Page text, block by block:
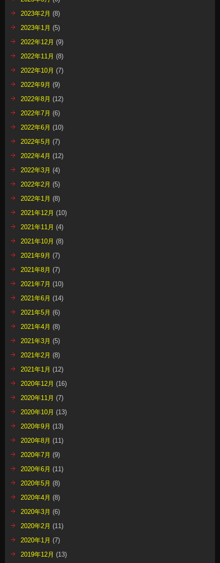
2023年2月 (8)
2023年1月 (5)
2022年12月 (9)
2022年11月 (8)
2022年10月 (7)
2022年9月 (9)
2022年8月 (12)
2022年7月 (6)
2022年6月 (10)
2022年5月 (7)
2022年4月 (12)
2022年3月 (4)
2022年2月 (5)
2022年1月 (8)
2021年12月 (10)
2021年11月 (4)
2021年10月 (8)
2021年9月 (7)
2021年8月 (7)
2021年7月 (10)
2021年6月 (14)
2021年5月 (6)
2021年4月 (8)
2021年3月 (5)
2021年2月 (8)
2021年1月 (12)
2020年12月 (16)
2020年11月 (7)
2020年10月 (13)
2020年9月 (13)
2020年8月 (11)
2020年7月 (9)
2020年6月 (11)
2020年5月 (8)
2020年4月 (8)
2020年3月 (6)
2020年2月 (11)
2020年1月 (7)
2019年12月 (13)